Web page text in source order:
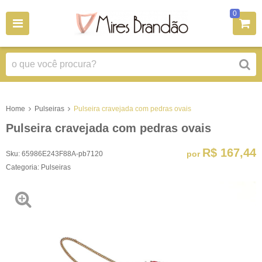
0
Home Pulseiras Pulseira cravejada com pedras ovais
Pulseira cravejada com pedras ovais
Sku: 65986E243F88A-pb7120
Categoria: Pulseiras
por R$ 167,44